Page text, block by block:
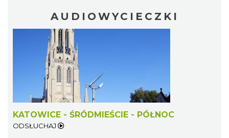
AUDIOWYCIECZKI
KATOWICE - ŚRÓDMIEŚCIE - PÓŁNOC
ODSŁUCHAJ